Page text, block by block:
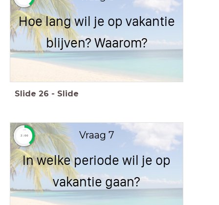
Hoe lang wil je op vakantie
blijven? Waarom?
Slide 26 - Slide
Vraag 7
In welke periode wil je op
vakantie gaan?
timer
2:00
timer
2:00